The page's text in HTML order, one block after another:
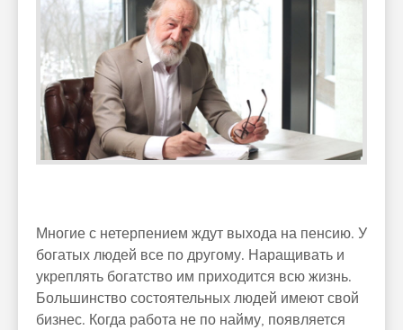
Многие с нетерпением ждут выхода на пенсию. У
богатых людей все по другому. Наращивать и
укреплять богатство им приходится всю жизнь.
Большинство состоятельных людей имеют свой
бизнес. Когда работа не по найму, появляется